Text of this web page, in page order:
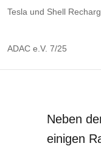
Tesla und Shell
ADAC e.V. 7/25
Neben
einigen